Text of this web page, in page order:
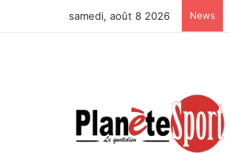
samedi, août 8 2026 News